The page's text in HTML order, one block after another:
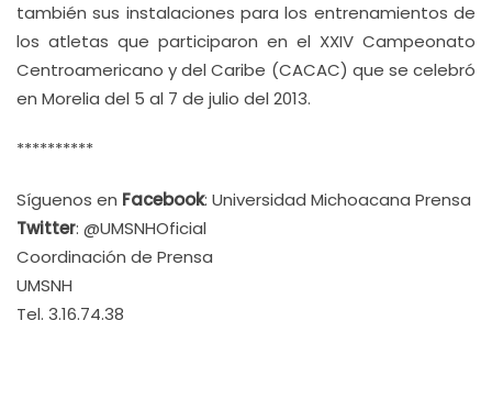
también sus instalaciones para los entrenamientos de
los atletas que participaron en el XXIV Campeonato
Centroamericano y del Caribe (CACAC) que se celebró
en Morelia del 5 al 7 de julio del 2013.
**********
Síguenos en Facebook: Universidad Michoacana Prensa
Twitter: @UMSNHOficial
Coordinación de Prensa
UMSNH
Tel. 3.16.74.38